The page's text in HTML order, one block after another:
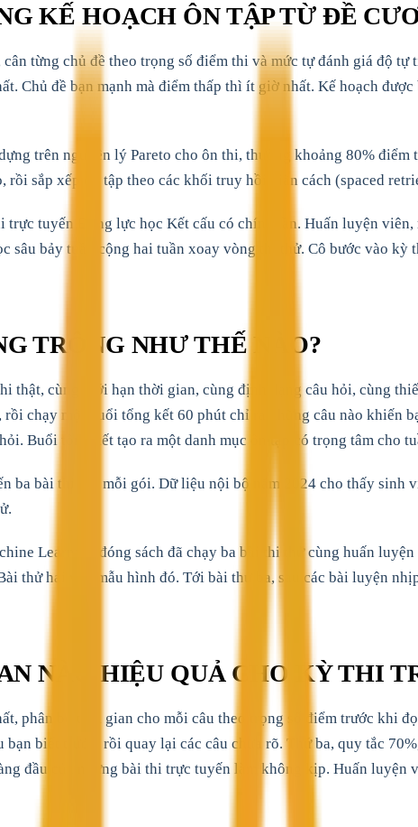
KẾ HOẠCH ÔN TẬP TỪ ĐỀ
từng chủ đề theo trọng số điểm thi và mức tự đánh giá độ
Chủ đề bạn mạnh mà điểm thấp thì ít giờ nhất. Kế hoạch
trên nguyên lý Pareto cho ôn thi, thường khoảng 80%
rồi sắp xếp ôn tập theo các khối truy hồi giãn cách (spaced
tuyến Động lực học Kết cấu có chín tuần. Huấn luyện
sâu bảy tuần cộng hai tuần xoay vòng thi thử. Cô bước vào kỳ
TRÔNG NHƯ THẾ NÀO?
thật, cùng giới hạn thời gian, cùng định dạng câu hỏi, cùng
chạy một buổi tổng kết 60 phút chỉ ra những câu nào khiến
Buổi tổng kết tạo ra một danh mục ôn tập có trọng tâm cho
ba bài thi thử mỗi gói. Dữ liệu nội bộ năm 2024 cho thấy sinh
Learning đóng sách đã chạy ba bài thi thử cùng huấn
thử hai vẫn mẫu hình đó. Tới bài thử ba, sau các bài luyện
NÀO HIỆU QUẢ CHO KỲ THI
phân bổ thời gian cho mỗi câu theo trọng số điểm trước khi
biết trước, rồi quay lại các câu chưa rõ. Thứ ba, quy tắc
đầu của những bài thi trực tuyến làm không kịp. Huấn